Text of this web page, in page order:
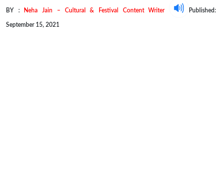
BY : Neha Jain – Cultural & Festival Content Writer Published:
September 15, 2021